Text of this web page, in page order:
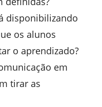
disponibilizando
os alunos
o aprendizado?
em
tirar as